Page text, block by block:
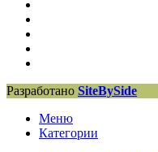
Разработано SiteBySide
Меню
Категории